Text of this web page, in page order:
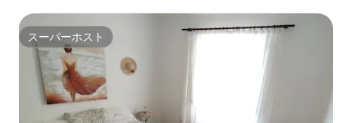
スーパーホスト
スーパーホスト